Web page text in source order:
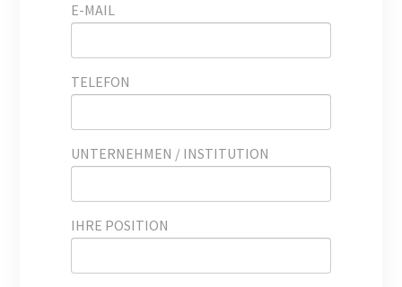
E-MAIL
TELEFON
UNTERNEHMEN / INSTITUTION
IHRE POSITION